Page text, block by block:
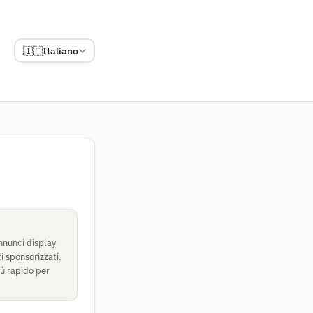
🇮🇹Italiano
display
sponsorizzati.
rapido per